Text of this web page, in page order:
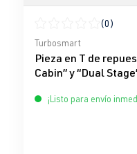
Calificación promedio
(0)
Turbosmart
Pieza en T de
Cabin” y “Dual
¡Listo para envío